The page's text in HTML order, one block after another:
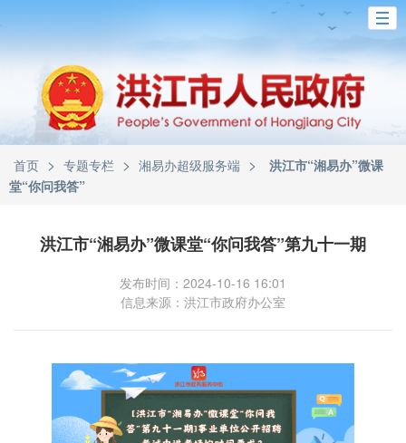
首页 > 专题专栏 > 湘易办超级服务端 >
洪江市“湘易办”微课
堂“你问我答”
洪江市“湘易办”微课堂“你问我答”第九十一期
发布时间：2024-10-16 16:01
信息来源：洪江市政府办公室